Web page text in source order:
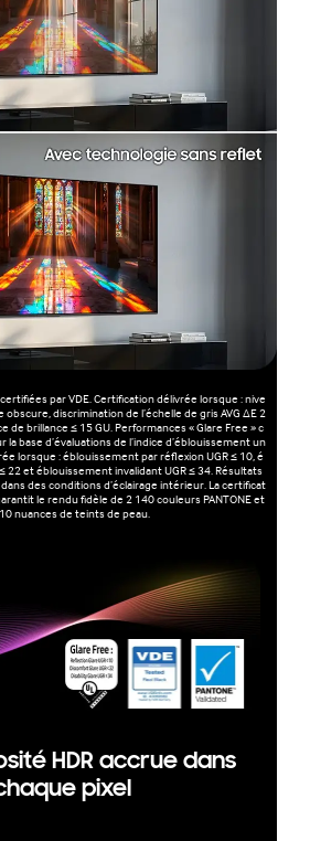
par VDE. Certification délivrée lorsque : nive
obscure, discrimination de l’échelle de gris AVG ΔE 2
de brillance ≤ 15 GU. Performances « Glare Free » c
la base d’évaluations de l’indice d’éblouissement un
lorsque : éblouissement par réflexion UGR ≤ 10, é
22 et éblouissement invalidant UGR ≤ 34. Résultats
des conditions d’éclairage intérieur. La certificat
le rendu fidèle de 2 140 couleurs PANTONE et
nuances de teints de peau.
HDR accrue dans
pixel